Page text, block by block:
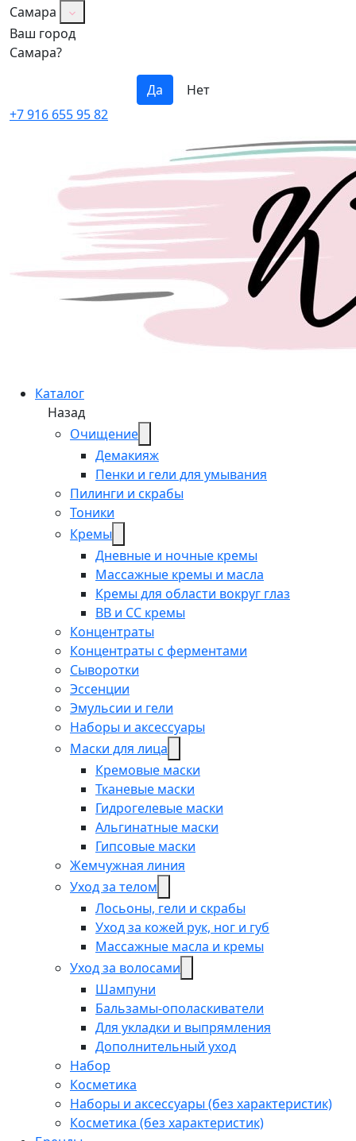
Самара
Ваш город
Самара?
Да
Нет
+7 916 655 95 82
Каталог
Назад
Очищение
Демакияж
Пенки и гели для умывания
Пилинги и скрабы
Тоники
Кремы
Дневные и ночные кремы
Массажные кремы и масла
Кремы для области вокруг глаз
BB и CC кремы
Концентраты
Концентраты с ферментами
Сыворотки
Эссенции
Эмульсии и гели
Наборы и аксессуары
Маски для лица
Кремовые маски
Тканевые маски
Гидрогелевые маски
Альгинатные маски
Гипсовые маски
Жемчужная линия
Уход за телом
Лосьоны, гели и скрабы
Уход за кожей рук, ног и губ
Массажные масла и кремы
Уход за волосами
Шампуни
Бальзамы-ополаскиватели
Для укладки и выпрямления
Дополнительный уход
Набор
Косметика
Наборы и аксессуары (без характеристик)
Косметика (без характеристик)